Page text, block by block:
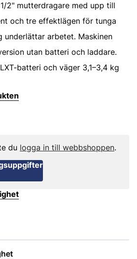
2" mutterdragare med upp till
och tre effektlägen för tunga
underlättar arbetet. Maskinen
utan batteri och laddare.
batteri och väger 3,1–3,4 kg
du logga in till webbshoppen.